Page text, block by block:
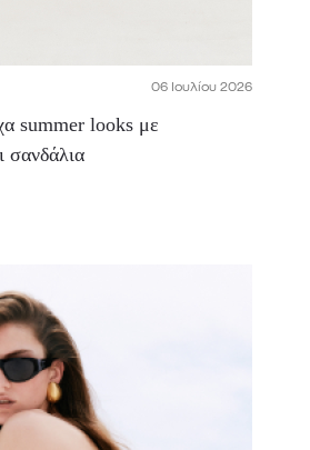
06 Ιουλίου 2026
summer looks με
σανδάλια